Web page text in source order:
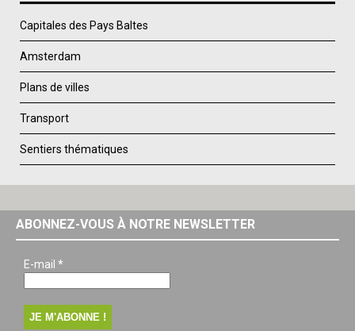
Capitales des Pays Baltes
Amsterdam
Plans de villes
Transport
Sentiers thématiques
ABONNEZ-VOUS À NOTRE NEWSLETTER
E-mail *